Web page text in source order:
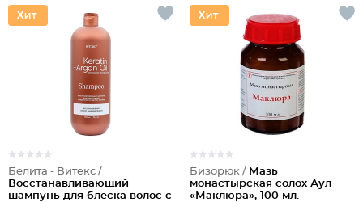
Белита - Витекс /
Восстанавливающий
шампунь для блеска волос с
Бизорюк / Мазь
монастырская солох Аул
«Маклюра», 100 мл.